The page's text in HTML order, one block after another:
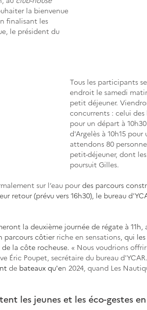
la bienvenue
finalisant les
le président du
Tous les participants
endroit le samedi
petit déjeuner.
concurrents : celui des
pour un départ à
d'Argelès à 10h15 pour
attendons 80
petit-déjeuner, dont
poursuit Gilles.
sur l’eau pour des parcours
eur retour (prévu vers 16h30), le bureau
la deuxième journée de régate à
parcours côtier riche en sensations , qui
la côte rocheuse. « Nous voudrions
Éric Poupet, secrétaire du bureau
de bateaux qu'en 2024, quand Les
les jeunes et les éco-gestes